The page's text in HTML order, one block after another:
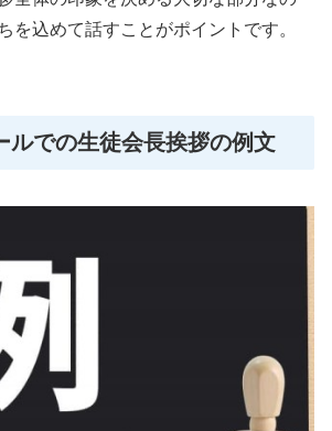
を込めて話すことがポイントです。
ルでの生徒会長挨拶の例文